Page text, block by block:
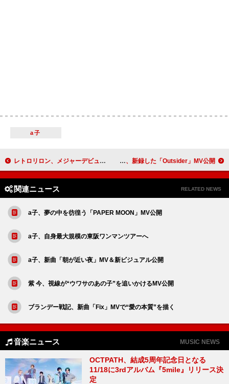
a子
レトロリロン、メジャーデビューシングル「UNITY」MV公開 ART-SCHOOL、新録した「Outsider」MV公開
関連ニュース RELATED NEWS
a子、夢の中を彷徨う「PAPER MOON」MV公開
a子、自身最大規模の東阪ワンマンツアーへ
a子、新曲「朝が近い夜」MV＆新ビジュアル公開
紫 今、視線が“ウワサのあの子”を追いかけるMV公開
ブランデー戦記、新曲「Fix」MVで“愛の本質”を描く
音楽ニュース MUSIC NEWS
OCTPATH、結成5周年記念日となる
11/18に3rdアルバム『5mile』リリース決
定